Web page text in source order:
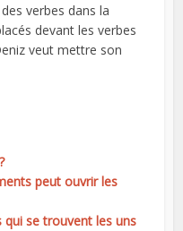
verbes dans la
devant les verbes
veut mettre son
peut ouvrir les
qui se trouvent les uns